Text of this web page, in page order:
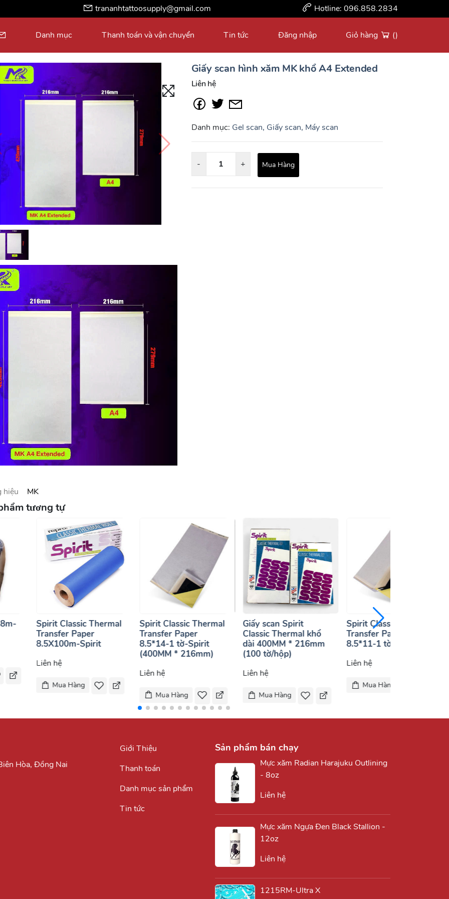
trananhtattoosupply@gmail.com Hotline: 096.858.2834
Danh mục Thanh toán và vận chuyển Tin tức Đăng nhập Giỏ hàng ()
Giấy scan hình xăm MK khổ A4 Extended
Liên hệ
Danh mục: Gel scan, Giấy scan, Máy scan
- + Mua Hàng
hiệu MK
tương tự
Spirit Classic Thermal
Transfer Paper
8.5X100m-Spirit
Liên hệ
Mua Hàng
Spirit Classic Thermal
Transfer Paper
8.5*14-1 tờ-Spirit
(400MM * 216mm)
Liên hệ
Mua Hàng
Giấy scan Spirit
Classic Thermal khổ
dài 400MM * 216mm
(100 tờ/hộp)
Liên hệ
Mua Hàng
Spirit Classic Thermal
Transfer Paper
8.5*11-1 tờ-Spirit
Liên hệ
Mua Hàng
Hòa, Đồng Nai
Giới Thiệu
Thanh toán
Danh mục sản phẩm
Tin tức
Sản phẩm bán chạy
Mực xăm Radian Harajuku Outlining
- 8oz
Liên hệ
Mực xăm Ngựa Đen Black Stallion -
12oz
Liên hệ
1215RM-Ultra X